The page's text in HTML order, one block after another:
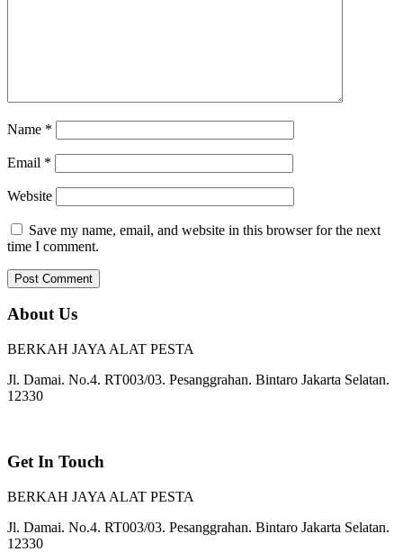
Name *
Email *
Website
Save my name, email, and website in this browser for the next
time I comment.
About Us
BERKAH JAYA ALAT PESTA
Jl. Damai. No.4. RT003/03. Pesanggrahan. Bintaro Jakarta Selatan.
12330
Get In Touch
BERKAH JAYA ALAT PESTA
Jl. Damai. No.4. RT003/03. Pesanggrahan. Bintaro Jakarta Selatan.
12330